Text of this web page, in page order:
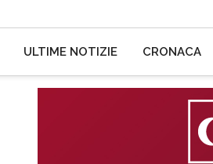
ULTIME NOTIZIE CRONACA